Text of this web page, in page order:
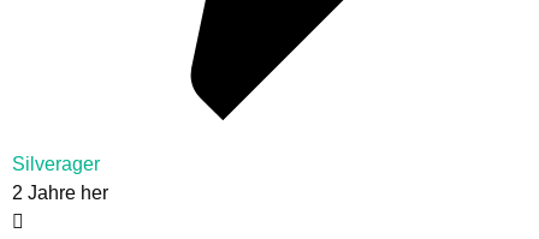
Silverager
2 Jahre her